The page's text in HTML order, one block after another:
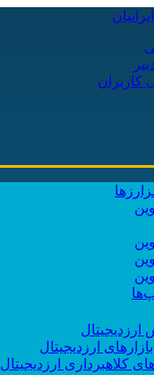
ارزدیجیتال
ارزدیجیتال
کلاهبرداری ارزدیجیتال